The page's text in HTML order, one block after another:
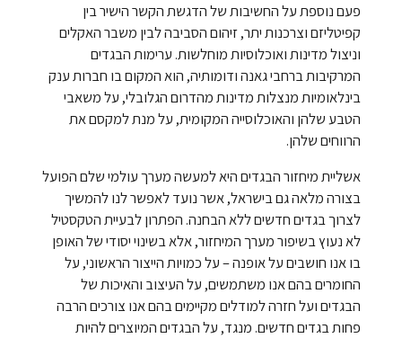
פעם נוספת על החשיבות של הדגשת הקשר הישיר בין
קפיטליזם וצרכנות יתר, זיהום הסביבה לבין משבר האקלים
וניצול מדינות ואוכלוסיות מוחלשות. ערימות הבגדים
המרקיבות ברחבי גאנה ודומותיה, הוא המקום בו חברות ענק
בינלאומיות מנצלות מדינות מהדרום הגלובלי, על משאבי
הטבע שלהן והאוכלוסייה המקומית, על מנת למקסם את
הרווחים שלהן.
אשליית מיחזור הבגדים היא למעשה מערך עולמי שלם הפועל
בצורה מלאה גם בישראל, אשר נועד לאפשר לנו להמשיך
לצרוך בגדים חדשים ללא הבחנה. הפתרון לבעיית הטקסטיל
לא נעוץ בשיפור מערך המיחזור, אלא בשינוי יסודי של האופן
בו אנו חושבים על אופנה – על כמויות הייצור הראשוני, על
החומרים בהם אנו משתמשים, על העיצוב והאיכות של
הבגדים ועל חזרה למודלים מקיימים בהם אנו צורכים הרבה
פחות בגדים חדשים. מנגד, על הבגדים המיוצרים להיות